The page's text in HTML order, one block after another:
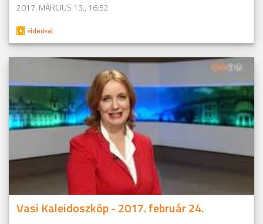
2017. MÁRCIUS 13., 16:52
Vasi Kaleidoszkóp - 2017. február 24.